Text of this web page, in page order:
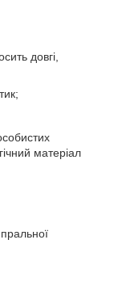
довгі,
матеріал